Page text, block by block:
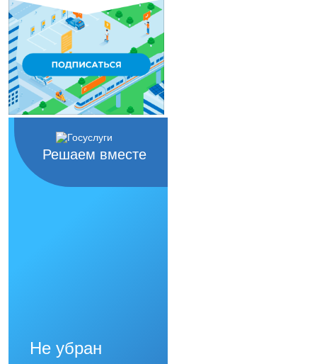
Решаем вместе
Не убран